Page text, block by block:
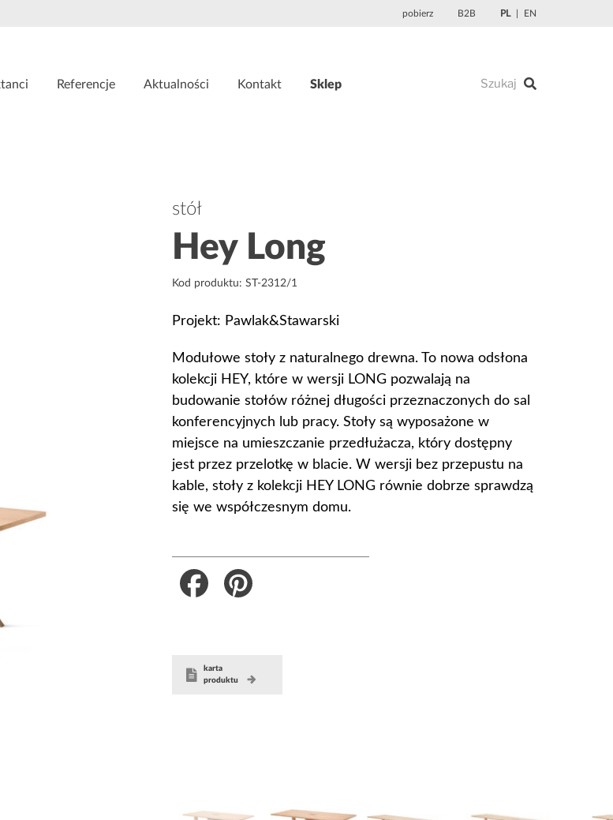
pobierz B2B PL EN
Referencje Aktualności Kontakt Sklep
stół
Hey Long
Kod produktu: ST-2312/1
Projekt: Pawlak&Stawarski
Modułowe stoły z naturalnego drewna. To nowa odsłona
kolekcji HEY, które w wersji LONG pozwalają na
budowanie stołów różnej długości przeznaczonych do sal
konferencyjnych lub pracy. Stoły są wyposażone w
miejsce na umieszczanie przedłużacza, który dostępny
jest przez przelotkę w blacie. W wersji bez przepustu na
kable, stoły z kolekcji HEY LONG równie dobrze sprawdzą
się we współczesnym domu.
Facebook
karta
produktu